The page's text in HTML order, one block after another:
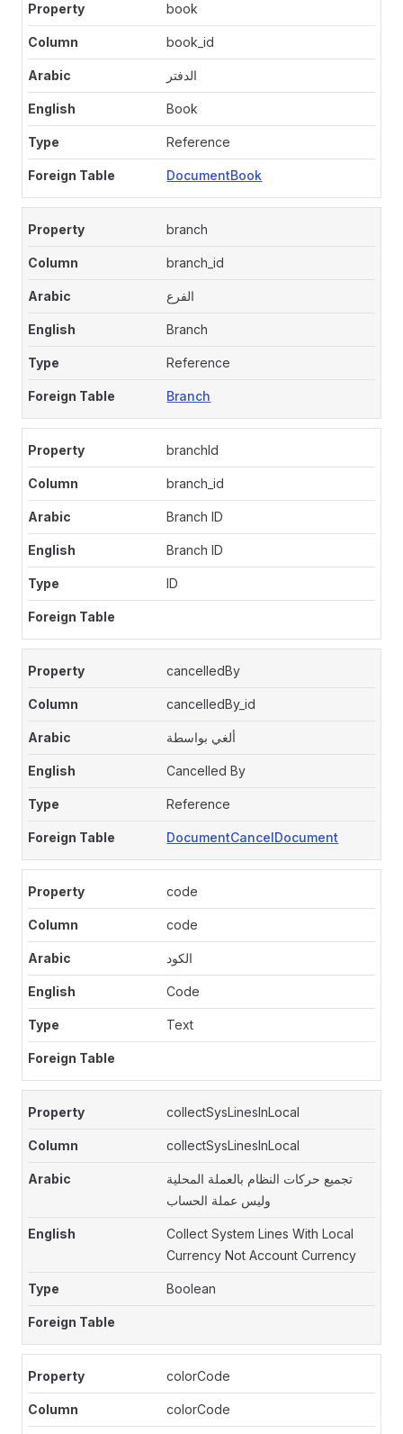
book
book_id
الدفتر
Book
Reference
DocumentBook
branch
branch_id
الفرع
Branch
Reference
Branch
branchId
branch_id
Branch ID
Branch ID
ID
cancelledBy
cancelledBy_id
ألغي بواسطة
Cancelled By
Reference
DocumentCancelDocument
code
code
الكود
Code
Text
collectSysLinesInLocal
collectSysLinesInLocal
تجميع حركات النظام بالعملة المحلية
وليس عملة الحساب
Collect System Lines With Local
Currency Not Account Currency
Boolean
colorCode
colorCode